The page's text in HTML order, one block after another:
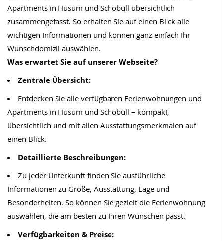
Apartments in Husum und Schobüll übersichtlich
zusammengefasst. So erhalten Sie auf einen Blick alle
wichtigen Informationen und können ganz einfach Ihr
Wunschdomizil auswählen.
Was erwartet Sie auf unserer Webseite?
Zentrale Übersicht:
Entdecken Sie alle verfügbaren Ferienwohnungen und
Apartments in Husum und Schobüll – kompakt,
übersichtlich und mit allen Ausstattungsmerkmalen auf
einen Blick.
Detaillierte Beschreibungen:
Zu jeder Unterkunft finden Sie ausführliche
Informationen zu Größe, Ausstattung, Lage und
Besonderheiten. So können Sie gezielt die Ferienwohnung
auswählen, die am besten zu Ihren Wünschen passt.
Verfügbarkeiten & Preise: